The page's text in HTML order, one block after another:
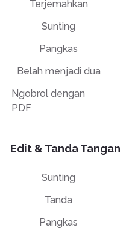
Terjemahkan
Sunting
Pangkas
Belah menjadi dua
Ngobrol dengan
PDF
Edit & Tanda Tangan
Sunting
Tanda
Pangkas